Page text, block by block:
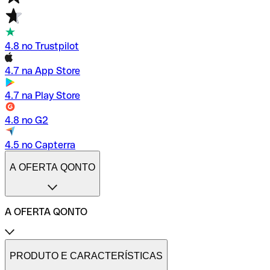
4.8 no Trustpilot
4.7 na App Store
4.7 na Play Store
4.8 no G2
4.5 no Capterra
A OFERTA QONTO
A OFERTA QONTO
Tarifas
Conta profissional online
PRODUTO E CARACTERÍSTICAS